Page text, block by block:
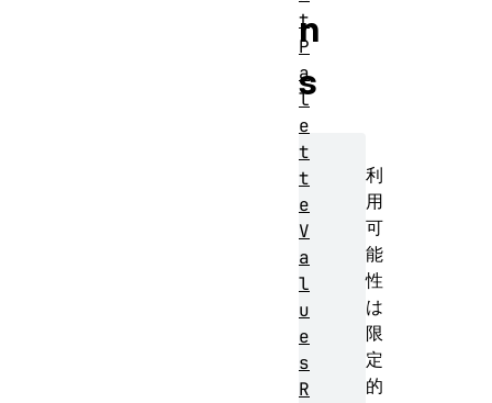
n
s
利
用
可
能
性
は
限
定
的
t
P
a
l
e
t
t
e
V
a
l
u
e
s
R